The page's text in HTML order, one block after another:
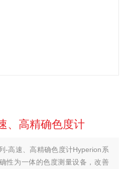
、高精确色度计
-高速、高精确色度计Hyperion系
性为一体的色度测量设备，改善